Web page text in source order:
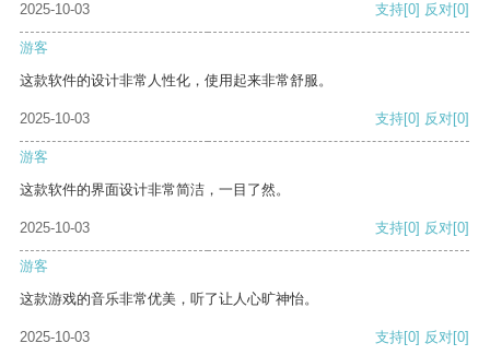
2025-10-03 支持[0] 反对[0]
游客
这款软件的设计非常人性化，使用起来非常舒服。
2025-10-03 支持[0] 反对[0]
游客
这款软件的界面设计非常简洁，一目了然。
2025-10-03 支持[0] 反对[0]
游客
这款游戏的音乐非常优美，听了让人心旷神怡。
2025-10-03 支持[0] 反对[0]